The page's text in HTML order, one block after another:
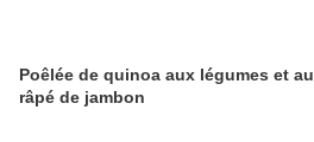
Poêlée de quinoa aux légumes et au
râpé de jambon